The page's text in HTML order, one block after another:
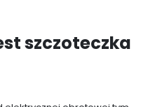
szczoteczka